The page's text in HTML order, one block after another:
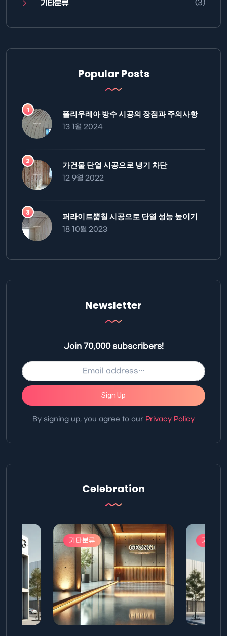
기타분류 (3)
Popular Posts
폴리우레아 방수 시공의 장점과 주의사항
13 1월 2024
가건물 단열 시공으로 냉기 차단
12 9월 2022
퍼라이트뿜칠 시공으로 단열 성능 높이기
18 10월 2023
Newsletter
Join 70,000 subscribers!
Sign Up
By signing up, you agree to our Privacy Policy
Celebration
기타분류 기타분